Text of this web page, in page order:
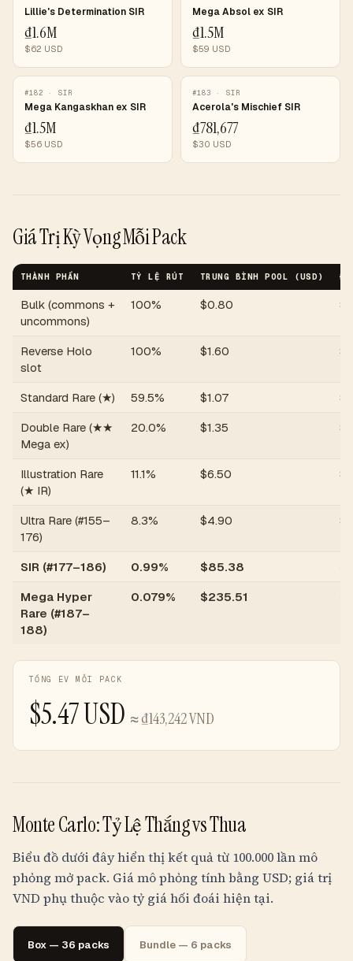
Lillie's Determination SIR
₫1.6M
$62 USD
Mega Absol ex SIR
₫1.5M
$59 USD
#182 · SIR
Mega Kangaskhan ex SIR
₫1.5M
$56 USD
#183 · SIR
Acerola's Mischief SIR
₫781,677
$30 USD
Giá Trị Kỳ Vọng Mỗi Pack
THÀNH PHẦN TỶ LỆ RÚT TRUNG BÌNH POOL (USD)
Bulk (commons +
uncommons)
100% $0.80 $
Reverse Holo
slot
100% $1.60 $
Standard Rare (★) 59.5% $1.07 $
Double Rare (★★
Mega ex)
20.0% $1.35 $
Illustration Rare
(★ IR)
11.1% $6.50 $
Ultra Rare (#155–
176)
8.3% $4.90 $
SIR (#177–186) 0.99% $85.38
Mega Hyper
Rare (#187–
188)
0.079% $235.51
TỔNG EV MỖI PACK
$5.47USD ≈₫143,242VND
Monte Carlo: Tỷ Lệ Thắng vs Thua
Biểu đồ dưới đây hiển thị kết quả từ 100.000 lần mô
phỏng mở pack. Giá mô phỏng tính bằng USD; giá trị
VND phụ thuộc vào tỷ giá hối đoái hiện tại.
Box — 36 packs Bundle — 6 packs